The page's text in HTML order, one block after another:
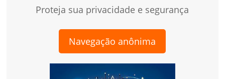
Proteja sua privacidade e segurança
Navegação anônima